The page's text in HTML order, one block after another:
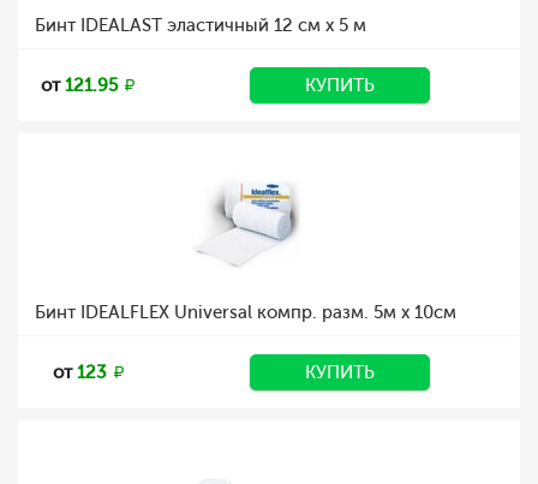
Бинт IDEALAST эластичный 12 см х 5 м
от121.95 КУПИТЬ
Бинт IDEALFLEX Universal компр. разм. 5м x 10см
от123 КУПИТЬ